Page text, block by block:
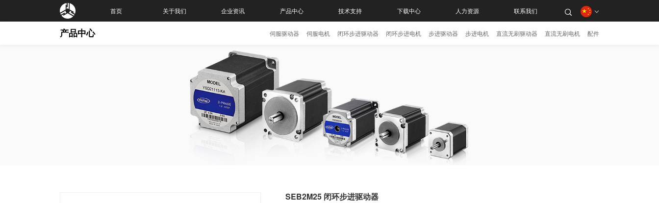
首页 关于我们 企业资讯 产品中心 技术支持 下载中心 人力资源 联系我们
产品中心 伺服驱动器 伺服电机 闭环步进驱动器 闭环步进电机 步进驱动器 步进电机 直流无刷驱动器 直流无刷电机 配件
SEB2M25 闭环步进驱动器